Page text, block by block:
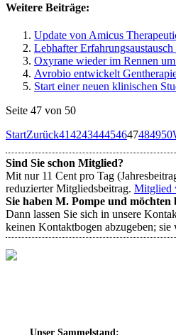
Weitere Beiträge:
Update von Amicus
Lebhafter
Oxyrane wieder im Rennen
Avrobio entwickelt
Start einer neuen klinischen
Seite 47 von 50
StartZurück41424344454647484950
Sind Sie schon Mitglied?
Mit nur 11 Cent pro Tag
reduzierter Mitgliedsbeitrag. Mitglied
Sie haben M. Pompe und
Dann lassen Sie sich in unsere
keinen Kontaktbogen abzugeben;